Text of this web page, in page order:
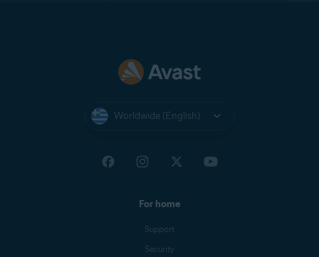
Worldwide (English)
For home
Support
Security